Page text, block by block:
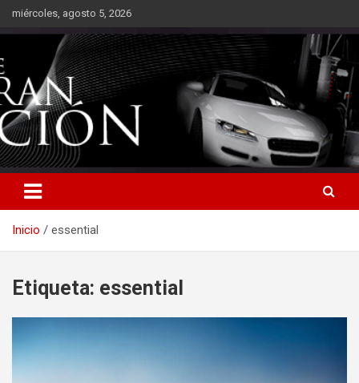
Saltarmiércoles, agosto 5, 2026
Inicio essential
Etiqueta: essential